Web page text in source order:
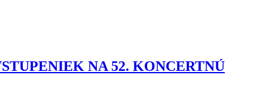
NA 52. KONCERTNÚ